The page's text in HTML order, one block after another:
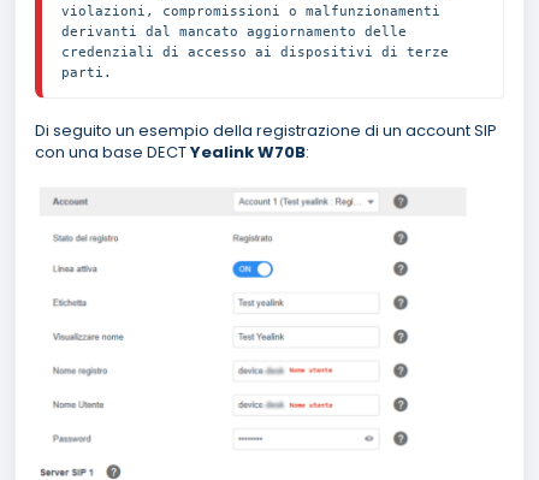
violazioni, compromissioni o malfunzionamenti
derivanti dal mancato aggiornamento delle
credenziali di accesso ai dispositivi di terze
parti.
Di seguito un esempio della registrazione di un account SIP
con una base DECTYealink W70B: